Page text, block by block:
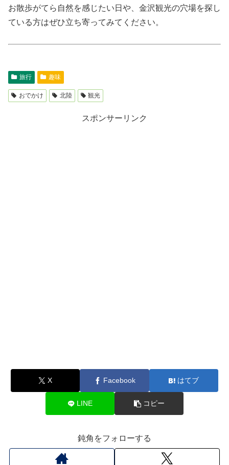
お散歩がてら自然を感じたい日や、金沢観光の穴場を探し
ている方はぜひ立ち寄ってみてください。
旅行 趣味
おでかけ 北陸 観光
スポンサーリンク
X Facebook はてブ
LINE コピー
鈍角をフォローする